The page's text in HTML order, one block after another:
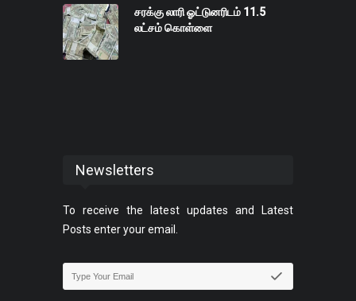
சரக்கு லாரி ஓட்டுனரிடம் 11.5
லட்சம் கொள்ளை
Newsletters
To receive the latest updates and Latest
Posts enter your email.